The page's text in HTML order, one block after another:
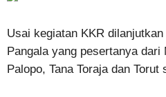
Usai kegiatan KKR
Pangala yang pesertanya dari
Palopo, Tana Toraja dan Torut